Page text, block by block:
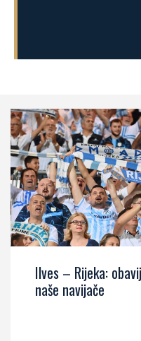
Ilves – Rijeka:
naše navijače